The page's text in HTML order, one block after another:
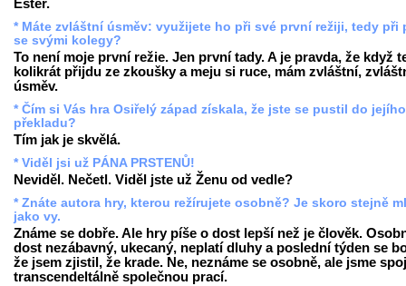
Ester.
* Máte zvláštní úsměv: využijete ho při své první režiji, tedy při
se svými kolegy?
To není moje první režie. Jen první tady. A je pravda, že když
kolikrát přijdu ze zkoušky a meju si ruce, mám zvláštní,
úsměv.
* Čím si Vás hra Osiřelý západ získala, že jste se pustil do jejího
překladu?
Tím jak je skvělá.
* Viděl jsi už PÁNA PRSTENŮ!
Neviděl. Nečetl. Viděl jste už Ženu od vedle?
* Znáte autora hry, kterou režírujete osobně? Je skoro stejně
jako vy.
Známe se dobře. Ale hry píše o dost lepší než je člověk.
dost nezábavný, ukecaný, neplatí dluhy a poslední týden se
že jsem zjistil, že krade. Ne, neznáme se osobně, ale jsme
transcendeltálně společnou prací.